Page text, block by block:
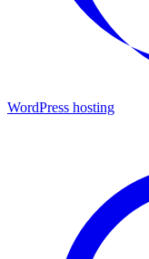
WordPress hosting